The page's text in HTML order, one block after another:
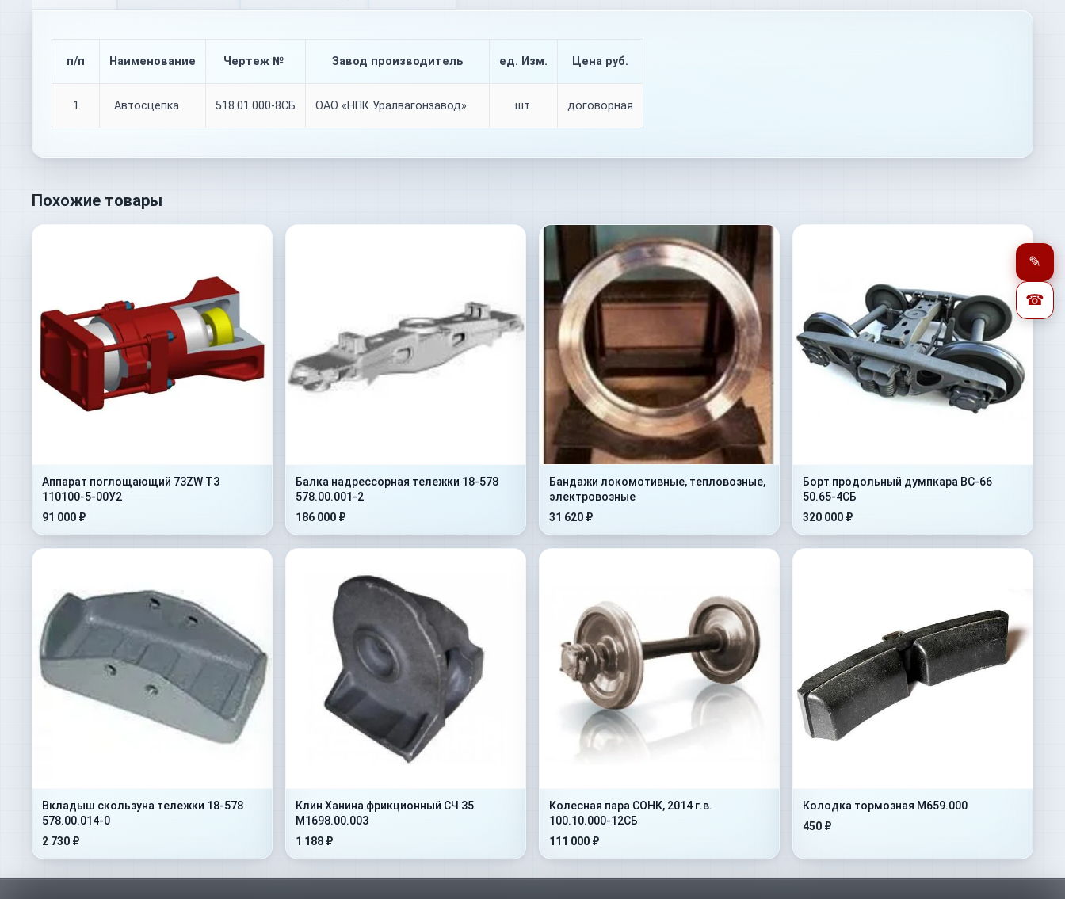
п/п Наименование Чертеж № Завод производитель ед. Изм. Цена руб.
1 Автосцепка 518.01.000-8СБ ОАО «НПК Уралвагонзавод» шт. договорная
Похожие товары
Аппарат поглощающий 73ZW Т3
110100-5-00У2
91 000 ₽
Балка надрессорная тележки 18-578
578.00.001-2
186 000 ₽
Бандажи локомотивные, тепловозные,
электровозные
31 620 ₽
Борт продольный думпкара ВС-66
50.65-4СБ
320 000 ₽
Вкладыш скользуна тележки 18-578
578.00.014-0
2 730 ₽
Клин Ханина фрикционный СЧ 35
М1698.00.003
1 188 ₽
Колесная пара СОНК, 2014 г.в.
100.10.000-12СБ
111 000 ₽
Колодка тормозная М659.000
450 ₽
✎
☎